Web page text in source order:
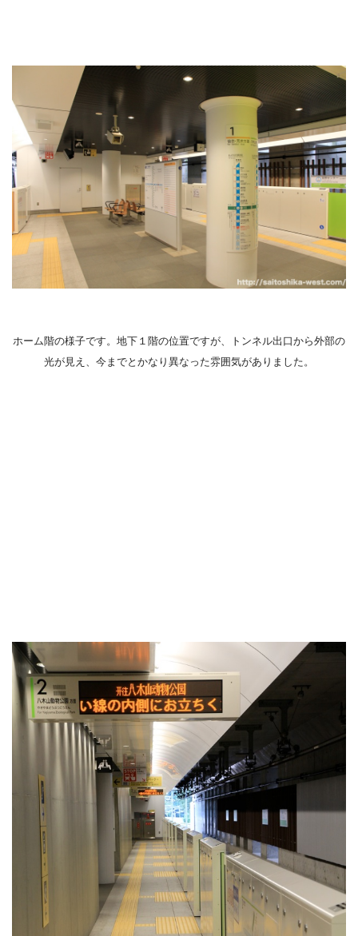
ホーム階の様子です。地下１階の位置ですが、トンネル出口から外部の
光が見え、今までとかなり異なった雰囲気がありました。